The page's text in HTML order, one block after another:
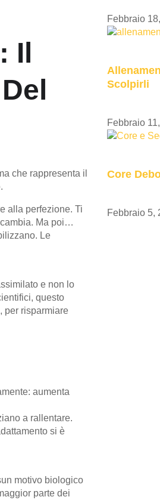
Il
che rappresenta il
.
alla perfezione. Ti
Ma poi…
Le
e non lo
questo
per risparmiare
aumenta
a rallentare.
si è
motivo biologico
parte dei
Febbraio
Scolpirli
Febbraio
Core
Febbraio 5,